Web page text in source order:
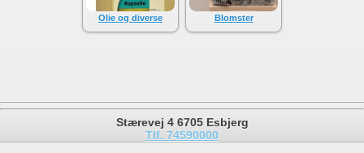
Olie og diverse Blomster
Stærevej 4 6705 Esbjerg
Tlf. 74590000